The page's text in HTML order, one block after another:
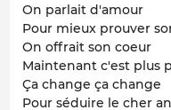
On parlait d'amour
Pour mieux prouver
On offrait son coeur
Maintenant c'est plus
Ça change ça change
Pour séduire le cher